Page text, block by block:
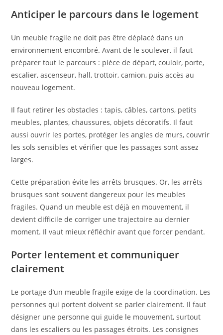
Anticiper le parcours dans le logement
Un meuble fragile ne doit pas être déplacé dans un
environnement encombré. Avant de le soulever, il faut
préparer tout le parcours : pièce de départ, couloir, porte,
escalier, ascenseur, hall, trottoir, camion, puis accès au
nouveau logement.
Il faut retirer les obstacles : tapis, câbles, cartons, petits
meubles, plantes, chaussures, objets décoratifs. Il faut
aussi ouvrir les portes, protéger les angles de murs, couvrir
les sols sensibles et vérifier que les passages sont assez
larges.
Cette préparation évite les arrêts brusques. Or, les arrêts
brusques sont souvent dangereux pour les meubles
fragiles. Quand un meuble est déjà en mouvement, il
devient difficile de corriger une trajectoire au dernier
moment. Il vaut mieux réfléchir avant que forcer pendant.
Porter lentement et communiquer
clairement
Le portage d’un meuble fragile exige de la coordination. Les
personnes qui portent doivent se parler clairement. Il faut
désigner une personne qui guide le mouvement, surtout
dans les escaliers ou les passages étroits. Les consignes